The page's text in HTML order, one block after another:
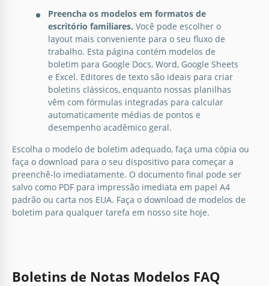
Google Docs
Preencha os modelos em formatos de
escritório familiares. Você pode escolher o
layout mais conveniente para o seu fluxo de
trabalho. Esta página contém modelos de
boletim para Google Docs, Word, Google Sheets
e Excel. Editores de texto são ideais para criar
boletins clássicos, enquanto nossas planilhas
vêm com fórmulas integradas para calcular
automaticamente médias de pontos e
desempenho acadêmico geral.
Escolha o modelo de boletim adequado, faça uma cópia ou
faça o download para o seu dispositivo para começar a
preenchê-lo imediatamente. O documento final pode ser
salvo como PDF para impressão imediata em papel A4
padrão ou carta nos EUA. Faça o download de modelos de
boletim para qualquer tarefa em nosso site hoje.
Boletins de Notas Modelos FAQ